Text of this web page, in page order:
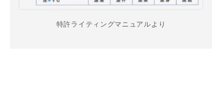
特許ライティングマニュアルより